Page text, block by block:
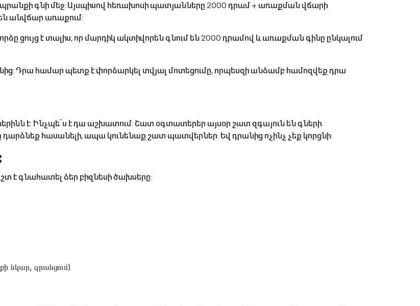
գնի մեջ: Այսպիսով հեռախոսի պատյանները 2000 դրամ + առաքման վճարի
անվճար առաքում:
ցույց է տալիս, որ մարդիկ ակտիվորեն գնում են 2000 դրամով և առաքման գինը ընկալում
Դրա համար պետք է փորձարկել տվյալ մոտեցումը, որպեսզի անձամբ համոզվեք դրա
է: Ինչպե՞ս է դա աշխատում: Շատ օգտատերեր այսօր շատ զգայուն են գների
հասանելի, ապա կունենաք շատ պատվերներ: Եվ դրանից ոչինչ չեք կորցնի:
է գնահատել ձեր բիզնեսի ծախսերը:
նկար, գրանցում)